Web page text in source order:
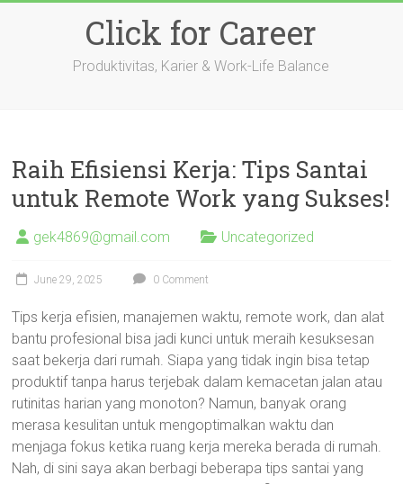
Click for Career
Produktivitas, Karier & Work-Life Balance
Raih Efisiensi Kerja: Tips Santai
untuk Remote Work yang Sukses!
gek4869@gmail.com Uncategorized
June 29, 2025 0 Comment
Tips kerja efisien, manajemen waktu, remote work, dan alat
bantu profesional bisa jadi kunci untuk meraih kesuksesan
saat bekerja dari rumah. Siapa yang tidak ingin bisa tetap
produktif tanpa harus terjebak dalam kemacetan jalan atau
rutinitas harian yang monoton? Namun, banyak orang
merasa kesulitan untuk mengoptimalkan waktu dan
menjaga fokus ketika ruang kerja mereka berada di rumah.
Nah, di sini saya akan berbagi beberapa tips santai yang